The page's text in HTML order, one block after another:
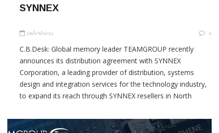
SYNNEX
২৯/০৭/২০২১ ০
C.B.Desk: Global memory leader TEAMGROUP recently
announces its distribution agreement with SYNNEX
Corporation, a leading provider of distribution, systems
design and integration services for the technology industry,
to expand its reach through SYNNEX resellers in North
from TEAMGROUP’s T-FORCE brand, a line dedicated